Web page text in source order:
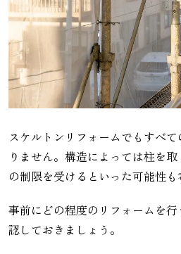
スケルトンリフォームでもすべ
りません。構造によっては柱を
の制限を受けるといった可能性も
事前にどの程度のリフォームを
認しておきましょう。